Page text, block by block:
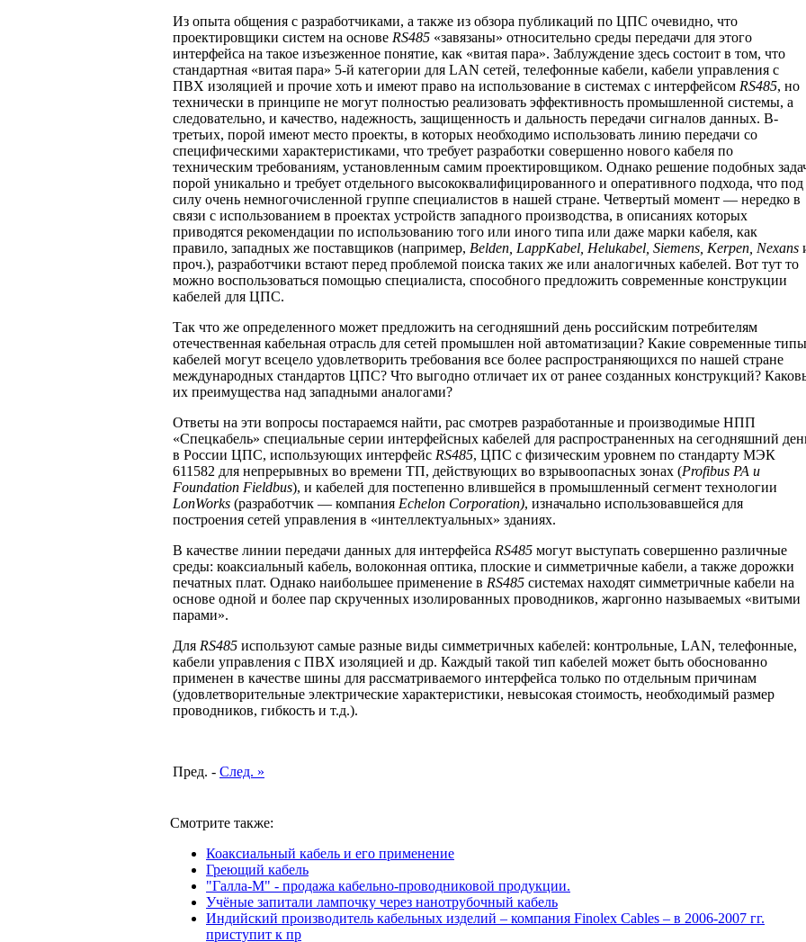
Из опыта общения с разработчиками, а также из обзора публикаций по ЦПС очевидно, что
проектировщики систем на основе RS485 «завязаны» относительно среды передачи для этого
интерфейса на такое изъезженное понятие, как «витая пара». Заблуждение здесь состоит в том, что
стандартная «витая пара» 5-й категории для LAN сетей, телефонные кабели, кабели управления с
ПВХ изоляцией и прочие хоть и имеют право на использование в системах с интерфейсом RS485, но
технически в принципе не могут полностью реализовать эффективность промышленной системы, а
следовательно, и качество, надежность, защищенность и дальность передачи сигналов данных. В-
третьих, порой имеют место проекты, в которых необходимо использовать линию передачи со
специфическими характеристиками, что требует разработки совершенно нового кабеля по
техническим требованиям, установленным самим проектировщиком. Однако решение подобных
порой уникально и требует отдельного высококвалифицированного и оперативного подхода, что под
силу очень немногочисленной группе специалистов в нашей стране. Четвертый момент — нередко в
связи с использованием в проектах устройств западного производства, в описаниях которых
приводятся рекомендации по использованию того или иного типа или даже марки кабеля, как
правило, западных же поставщиков (например, Belden, LappKabel, Helukabel, Siemens, Kerpen, Nexans
проч.), разработчики встают перед проблемой поиска таких же или аналогичных кабелей. Вот тут то
можно воспользоваться помощью специалиста, способного предложить современные конструкции
кабелей для ЦПС.
Так что же определенного может предложить на сегодняшний день российским потребителям
отечественная кабельная отрасль для сетей промышлен ной автоматизации? Какие современные типы
кабелей могут всецело удовлетворить требования все более распространяющихся по нашей стране
международных стандартов ЦПС? Что выгодно отличает их от ранее созданных конструкций?
их преимущества над западными аналогами?
Ответы на эти вопросы постараемся найти, рас смотрев разработанные и производимые НПП
«Спецкабель» специальные серии интерфейсных кабелей для распространенных на сегодняшний
в России ЦПС, использующих интерфейс RS485, ЦПС с физическим уровнем по стандарту МЭК
611582 для непрерывных во времени ТП, действующих во взрывоопасных зонах (Profibus PA и
Foundation Fieldbus), и кабелей для постепенно влившейся в промышленный сегмент технологии
LonWorks (разработчик — компания Echelon Corporation), изначально использовавшейся для
построения сетей управления в «интеллектуальных» зданиях.
В качестве линии передачи данных для интерфейса RS485 могут выступать совершенно различные
среды: коаксиальный кабель, волоконная оптика, плоские и симметричные кабели, а также дорожки
печатных плат. Однако наибольшее применение в RS485 системах находят симметричные кабели на
основе одной и более пар скрученных изолированных проводников, жаргонно называемых «витыми
парами».
Для RS485 используют самые разные виды симметричных кабелей: контрольные, LAN, телефонные,
кабели управления с ПВХ изоляцией и др. Каждый такой тип кабелей может быть обоснованно
применен в качестве шины для рассматриваемого интерфейса только по отдельным причинам
(удовлетворительные электрические характеристики, невысокая стоимость, необходимый размер
проводников, гибкость и т.д.).
Пред. - След. »
Смотрите также:
Коаксиальный кабель и его применение
Греющий кабель
"Галла-М" - продажа кабельно-проводниковой продукции.
Учёные запитали лампочку через нанотрубочный кабель
Индийский производитель кабельных изделий – компания Finolex Cables – в 2006-2007 гг.
приступит к пр